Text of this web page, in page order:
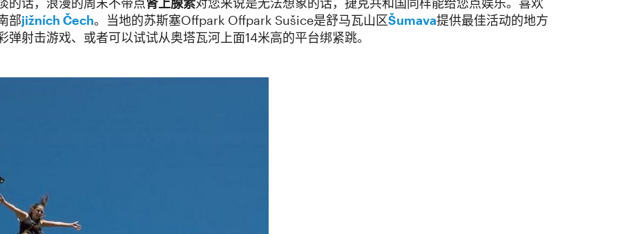
部jižních Čech。当地的苏斯塞Offpark Offpark Sušice是舒马瓦山区Šumava提供最佳活动的地方
弹射击游戏、或者可以试试从奥塔瓦河上面14米高的平台绑紧跳。